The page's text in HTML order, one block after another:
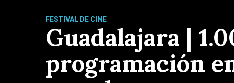
FESTIVAL DE CINE
Guadalajara |
programación